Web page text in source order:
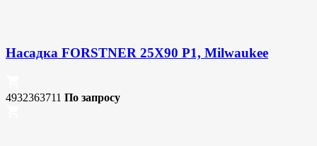
Насадка FORSTNER 25X90 P1, Milwaukee
4932363711 По запросу